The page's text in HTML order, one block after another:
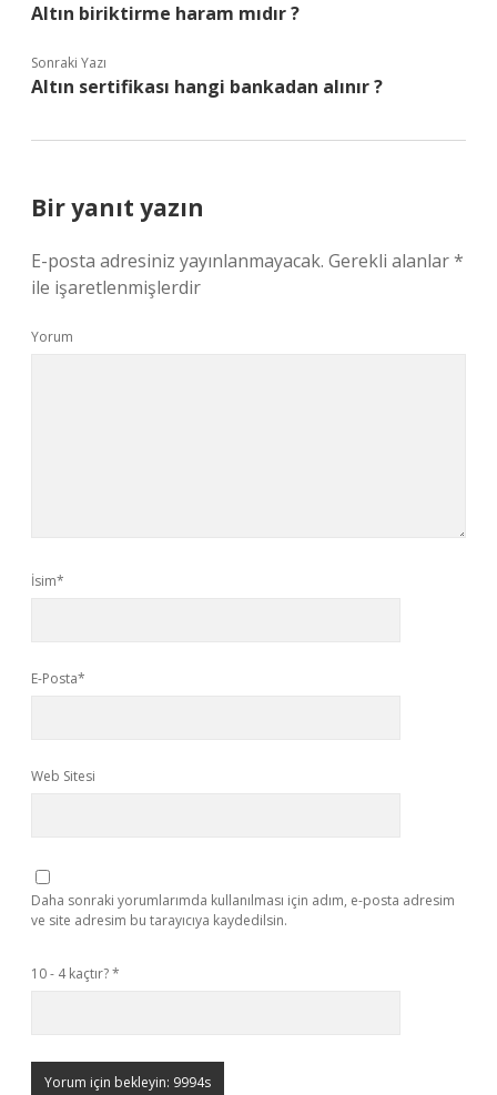
Altın biriktirme haram mıdır ?
Sonraki Yazı
Altın sertifikası hangi bankadan alınır ?
Bir yanıt yazın
E-posta adresiniz yayınlanmayacak. Gerekli alanlar*
ile işaretlenmişlerdir
Yorum
İsim*
E-Posta*
Web Sitesi
Daha sonraki yorumlarımda kullanılması için adım, e-posta adresim
ve site adresim bu tarayıcıya kaydedilsin.
10 - 4 kaçtır?*